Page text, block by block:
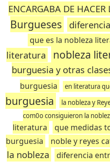
ENCARGABA DE
Burgueses
que es la nobleza
literatura
nobleza
burguesia y otras
burguesia
en literatura
burguesia
la nobleza y
com0o consiguieron la
literatura
que medidas
burguesia
noble y reyes
la nobleza
diferencia